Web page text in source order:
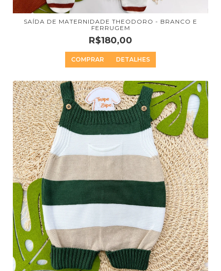
SAÍDA DE MATERNIDADE THEODORO - BRANCO E
FERRUGEM
R$180,00
COMPRAR DETALHES